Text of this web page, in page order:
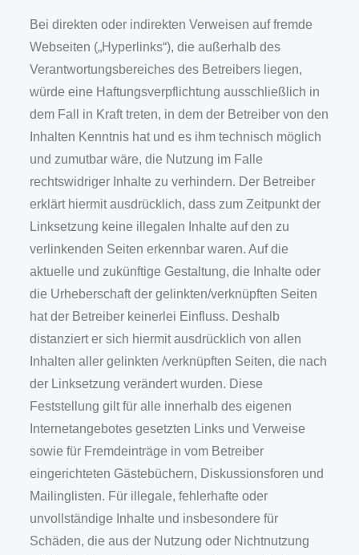
Bei direkten oder indirekten Verweisen auf fremde
Webseiten („Hyperlinks“), die außerhalb des
Verantwortungsbereiches des Betreibers liegen,
würde eine Haftungsverpflichtung ausschließlich in
dem Fall in Kraft treten, in dem der Betreiber von den
Inhalten Kenntnis hat und es ihm technisch möglich
und zumutbar wäre, die Nutzung im Falle
rechtswidriger Inhalte zu verhindern. Der Betreiber
erklärt hiermit ausdrücklich, dass zum Zeitpunkt der
Linksetzung keine illegalen Inhalte auf den zu
verlinkenden Seiten erkennbar waren. Auf die
aktuelle und zukünftige Gestaltung, die Inhalte oder
die Urheberschaft der gelinkten/verknüpften Seiten
hat der Betreiber keinerlei Einfluss. Deshalb
distanziert er sich hiermit ausdrücklich von allen
Inhalten aller gelinkten /verknüpften Seiten, die nach
der Linksetzung verändert wurden. Diese
Feststellung gilt für alle innerhalb des eigenen
Internetangebotes gesetzten Links und Verweise
sowie für Fremdeinträge in vom Betreiber
eingerichteten Gästebüchern, Diskussionsforen und
Mailinglisten. Für illegale, fehlerhafte oder
unvollständige Inhalte und insbesondere für
Schäden, die aus der Nutzung oder Nichtnutzung